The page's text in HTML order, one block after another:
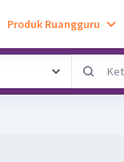
Produk Ruangguru